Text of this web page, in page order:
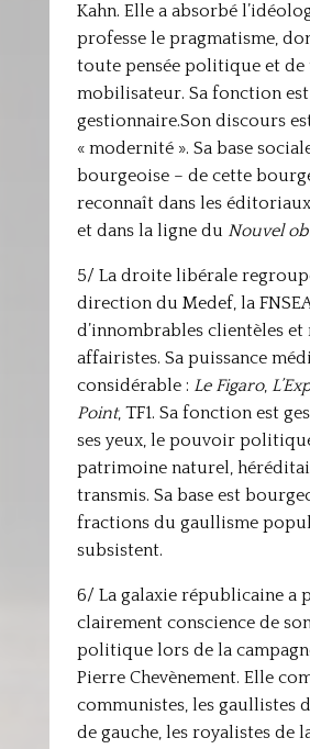
Kahn. Elle a absorbé
professe le pragmatisme,
toute pensée politique et
mobilisateur. Sa fonction est
gestionnaire.Son discours
« modernité ». Sa base
bourgeoise – de cette
reconnaît dans les
et dans la ligne du Nouvel
5/ La droite libérale
direction du Medef, la
d’innombrables clientèles et
affairistes. Sa puissance
considérable : Le Figaro,
Point, TF1. Sa fonction est
ses yeux, le pouvoir
patrimoine naturel,
transmis. Sa base est
fractions du gaullisme
subsistent.
6/ La galaxie républicaine a
clairement conscience de
politique lors de la
Pierre Chevènement. Elle
communistes, les gaullistes
de gauche, les royalistes de